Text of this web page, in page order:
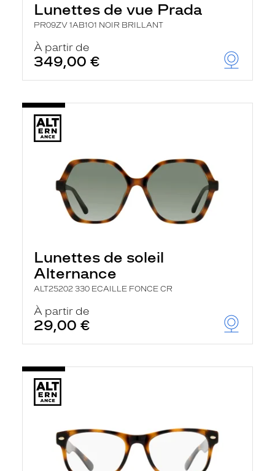
Lunettes de vue Prada
PR09ZV 1AB1O1 NOIR BRILLANT
À partir de
349,00 €
Lunettes de soleil
Alternance
ALT25202 330 ECAILLE FONCE CR
À partir de
29,00 €